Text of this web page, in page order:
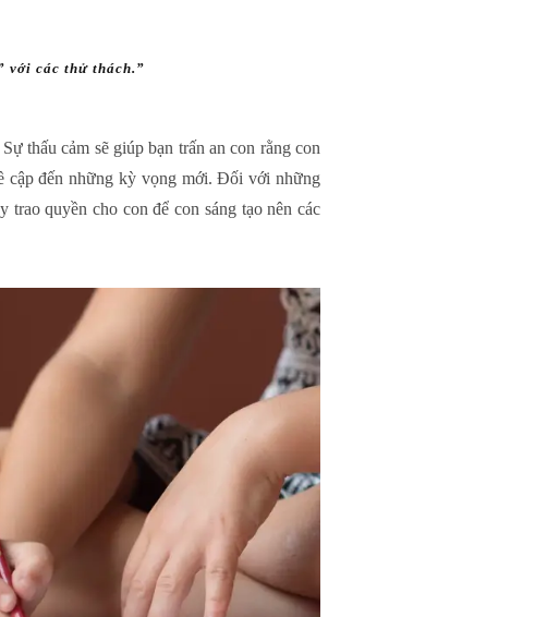
với các thử thách.”
thấu cảm sẽ giúp bạn trấn an con rằng con
cập đến những kỳ vọng mới. Đối với những
quyền cho con để con sáng tạo nên các